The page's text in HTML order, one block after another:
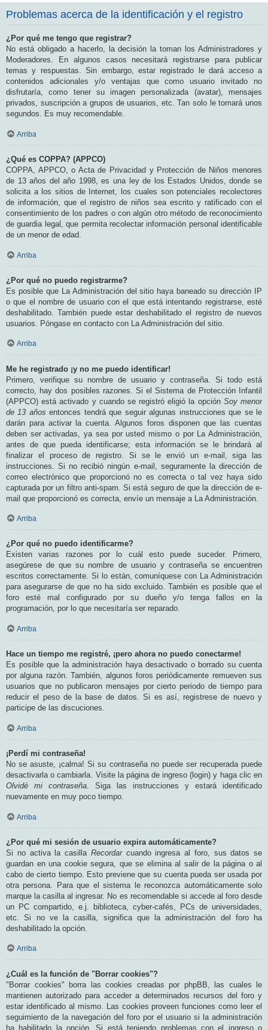
Problemas acerca de la identificación y el registro
¿Por qué me tengo que registrar?
No está obligado a hacerlo, la decisión la toman los Administradores y
Moderadores. En algunos casos necesitará registrarse para publicar
temas y respuestas. Sin embargo, estar registrado le dará acceso a
contenidos adicionales y/o ventajas que como usuario invitado no
disfrutaría, como tener su imagen personalizada (avatar), mensajes
privados, suscripción a grupos de usuarios, etc. Tan solo le tomará unos
segundos. Es muy recomendable.
Arriba
¿Qué es COPPA? (APPCO)
COPPA, APPCO, o Acta de Privacidad y Protección de Niños menores
de 13 años del año 1998, es una ley de los Estados Unidos, donde se
solicita a los sitios de Internet, los cuales son potenciales recolectores
de información, que el registro de niños sea escrito y ratificado con el
consentimiento de los padres o con algún otro método de reconocimiento
de guardia legal, que permita recolectar información personal identificable
de un menor de edad.
Arriba
¿Por qué no puedo registrarme?
Es posible que La Administración del sitio haya baneado su dirección IP
o que el nombre de usuario con el que está intentando registrarse, esté
deshabilitado. También puede estar deshabilitado el registro de nuevos
usuarios. Póngase en contacto con La Administración del sitio.
Arriba
Me he registrado ¡y no me puedo identificar!
Primero, verifique su nombre de usuario y contraseña. Si todo está
correcto, hay dos posibles razones. Si el Sistema de Protección Infantil
(APPCO) está activado y cuando se registró eligió la opción Soy menor
de 13 años entonces tendrá que seguir algunas instrucciones que se le
darán para activar la cuenta. Algunos foros disponen que las cuentas
deben ser activadas, ya sea por usted mismo o por La Administración,
antes de que pueda identificarse; esta información se le brindará al
finalizar el proceso de registro. Si se le envió un e-mail, siga las
instrucciones. Si no recibió ningún e-mail, seguramente la dirección de
correo electrónico que proporcionó no es correcta o tal vez haya sido
capturada por un filtro anti-spam. Si está seguro de que la dirección de e-
mail que proporcionó es correcta, envíe un mensaje a La Administración.
Arriba
¿Por qué no puedo identificarme?
Existen varias razones por lo cuál esto puede suceder. Primero,
asegúrese de que su nombre de usuario y contraseña se encuentren
escritos correctamente. Si lo están, comuníquese con La Administración
para asegurarse de que no ha sido excluido. También es posible que el
foro esté mal configurado por su dueño y/o tenga fallos en la
programación, por lo que necesitaría ser reparado.
Arriba
Hace un tiempo me registré, ¡pero ahora no puedo conectarme!
Es posible que la administración haya desactivado o borrado su cuenta
por alguna razón. También, algunos foros periódicamente remueven sus
usuarios que no publicaron mensajes por cierto periodo de tiempo para
reducir el peso de la base de datos. Si es así, registrese de nuevo y
participe de las discuciones.
Arriba
¡Perdí mi contraseña!
No se asuste, ¡calma! Si su contraseña no puede ser recuperada puede
desactivarla o cambiarla. Visite la página de ingreso (login) y haga clic en
Olvidé mi contraseña. Siga las instrucciones y estará identificado
nuevamente en muy poco tiempo.
Arriba
¿Por qué mi sesión de usuario expira automáticamente?
Si no activa la casilla Recordarcuando ingresa al foro, sus datos se
guardan en una cookie segura, que se elimina al salir de la página o al
cabo de cierto tiempo. Esto previene que su cuenta pueda ser usada por
otra persona. Para que el sistema le reconozca automáticamente solo
marque la casilla al ingresar. No es recomendable si accede al foro desde
un PC compartido, e.j. biblioteca, cyber-cafés, PCs de universidades,
etc. Si no ve la casilla, significa que la administración del foro ha
deshabilitado la opción.
Arriba
¿Cuál es la función de "Borrar cookies"?
"Borrar cookies" borra las cookies creadas por phpBB, las cuales le
mantienen autorizado para acceder a determinados recursos del foro y
estar identificado al mismo. Las cookies proveen funciones como leer el
seguimiento de la navegación del foro por el usuario si la administración
ha habilitado la opción. Si está teniendo problemas con el ingreso o